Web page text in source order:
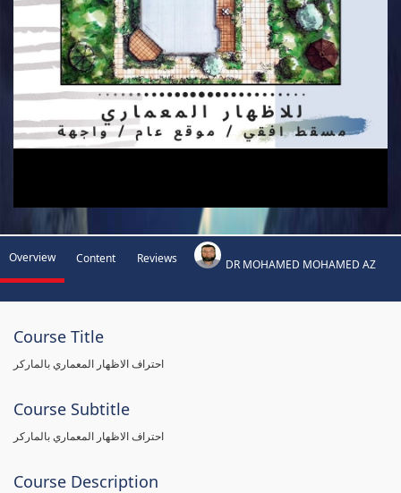
Overview Content Reviews DR MOHAMED MOHAMED AZ
Course Title
احتراف الاظهار المعماري بالماركر
Course Subtitle
احتراف الاظهار المعماري بالماركر
Course Description